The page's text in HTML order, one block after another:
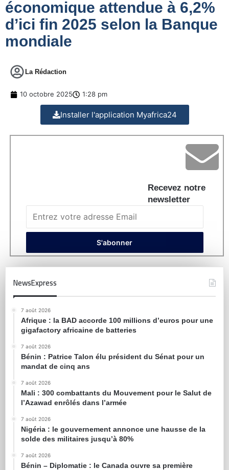
économique attendue à 6,2%
d’ici fin 2025 selon la Banque
mondiale
La Rédaction
10 octobre 2025 1:28 pm
Installer l'application Myafrica24
Recevez notre
newsletter
NewsExpress
7 août 2026
Afrique : la BAD accorde 100 millions d’euros pour une
gigafactory africaine de batteries
7 août 2026
Bénin : Patrice Talon élu président du Sénat pour un
mandat de cinq ans
7 août 2026
Mali : 300 combattants du Mouvement pour le Salut de
l’Azawad enrôlés dans l’armée
7 août 2026
Nigéria : le gouvernement annonce une hausse de la
solde des militaires jusqu’à 80%
7 août 2026
Bénin – Diplomatie : le Canada ouvre sa première